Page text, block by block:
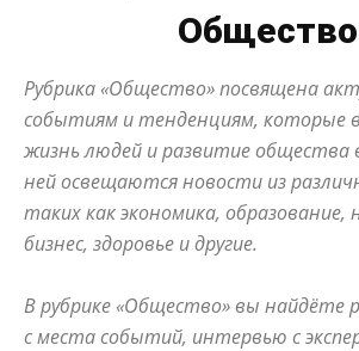
Общество
Рубрика «Общество» посвящена
событиям и тенденциям, которые
жизнь людей и развитие общества
ней освещаются новости из
таких как экономика, образование,
бизнес, здоровье и другие.
В рубрике «Общество» вы найдёте
с места событий, интервью с